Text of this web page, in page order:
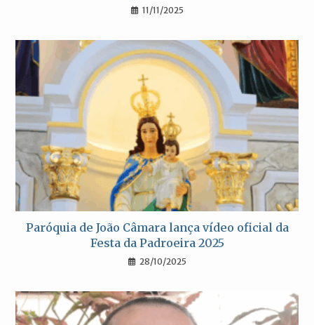
11/11/2025
Paróquia de João Câmara lança vídeo oficial da
Festa da Padroeira 2025
28/10/2025